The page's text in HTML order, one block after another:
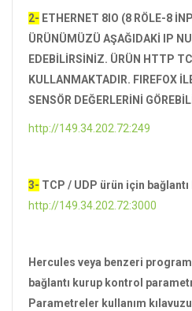
2- ETHERNET 8IO (8 RÖLE-8
ÜRÜNÜMÜZÜ AŞAĞIDAKİ
IP
EDEBİLİRSİNİZ. ÜRÜN HTTP
KULLANMAKTADIR. FIREFOX
SENSÖR DEĞERLERİNİ
http://149.34.202.72:249
3- TCP / UDP ürün için
http://149.34.202.72:3000
Hercules veya benzeri
bağlantı kurup kontrol
Parametreler kullanım